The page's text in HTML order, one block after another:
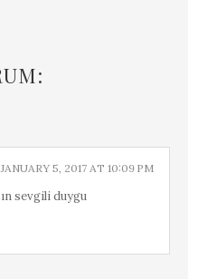
JANUARY 5, 2017 AT 10:09 PM
sevgili duygu